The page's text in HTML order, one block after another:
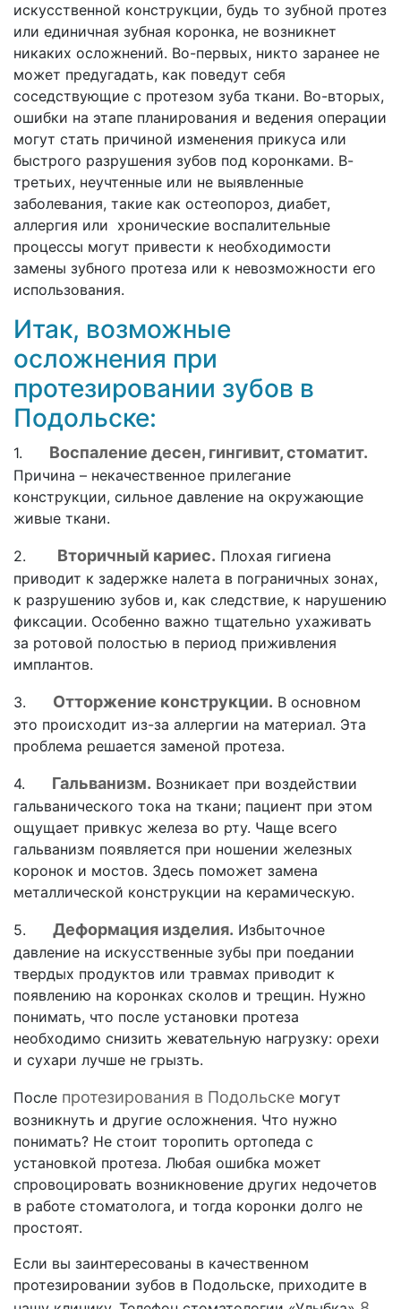
искусственной конструкции, будь то зубной протез
или единичная зубная коронка, не возникнет
никаких осложнений. Во-первых, никто заранее не
может предугадать, как поведут себя
соседствующие с протезом зуба ткани. Во-вторых,
ошибки на этапе планирования и ведения операции
могут стать причиной изменения прикуса или
быстрого разрушения зубов под коронками. В-
третьих, неучтенные или не выявленные
заболевания, такие как остеопороз, диабет,
аллергия или хронические воспалительные
процессы могут привести к необходимости
замены зубного протеза или к невозможности его
использования.
Итак, возможные
осложнения при
протезировании зубов в
Подольске:
1. Воспаление десен, гингивит, стоматит.
Причина – некачественное прилегание
конструкции, сильное давление на окружающие
живые ткани.
2. Вторичный кариес. Плохая гигиена
приводит к задержке налета в пограничных зонах,
к разрушению зубов и, как следствие, к нарушению
фиксации. Особенно важно тщательно ухаживать
за ротовой полостью в период приживления
имплантов.
3. Отторжение конструкции. В основном
это происходит из-за аллергии на материал. Эта
проблема решается заменой протеза.
4. Гальванизм. Возникает при воздействии
гальванического тока на ткани; пациент при этом
ощущает привкус железа во рту. Чаще всего
гальванизм появляется при ношении железных
коронок и мостов. Здесь поможет замена
металлической конструкции на керамическую.
5. Деформация изделия. Избыточное
давление на искусственные зубы при поедании
твердых продуктов или травмах приводит к
появлению на коронках сколов и трещин. Нужно
понимать, что после установки протеза
необходимо снизить жевательную нагрузку: орехи
и сухари лучше не грызть.
После протезирования в Подольске могут
возникнуть и другие осложнения. Что нужно
понимать? Не стоит торопить ортопеда с
установкой протеза. Любая ошибка может
спровоцировать возникновение других недочетов
в работе стоматолога, и тогда коронки долго не
простоят.
Если вы заинтересованы в качественном
протезировании зубов в Подольске, приходите в